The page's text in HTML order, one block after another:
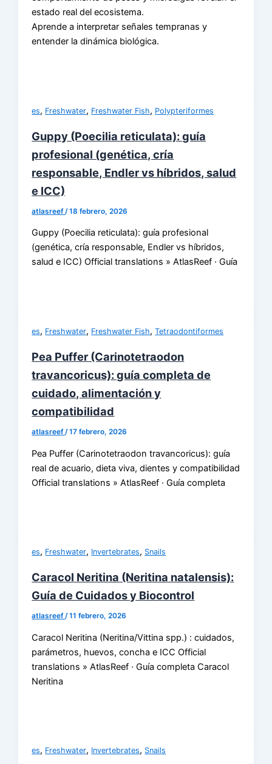
estado real del ecosistema.
Aprende a interpretar señales tempranas y
entender la dinámica biológica.
es, Freshwater, Freshwater Fish, Polypteriformes
Guppy (Poecilia reticulata): guía
profesional (genética, cría
responsable, Endler vs híbridos, salud
e ICC)
atlasreef /18 febrero, 2026
Guppy (Poecilia reticulata): guía profesional
(genética, cría responsable, Endler vs híbridos,
salud e ICC) Official translations » AtlasReef · Guía
es, Freshwater, Freshwater Fish,Tetraodontiformes
Pea Puffer (Carinotetraodon
travancoricus): guía completa de
cuidado, alimentación y
compatibilidad
atlasreef/17 febrero, 2026
Pea Puffer (Carinotetraodon travancoricus): guía
real de acuario, dieta viva, dientes y compatibilidad
Official translations » AtlasReef · Guía completa
es, Freshwater, Invertebrates, Snails
Caracol Neritina (Neritina natalensis):
Guía de Cuidados y Biocontrol
atlasreef/11 febrero, 2026
Caracol Neritina (Neritina/Vittina spp.) : cuidados,
parámetros, huevos, concha e ICC Official
translations » AtlasReef · Guía completa Caracol
Neritina
es, Freshwater, Invertebrates, Snails